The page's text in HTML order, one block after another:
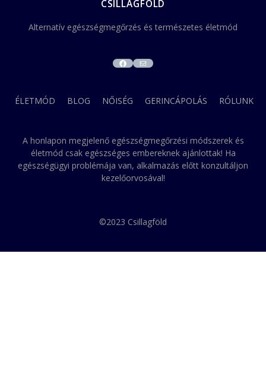
CSILLAGFÖLD
Alternatív egészségmegőrzés és természetes életmód
FACEBOOK
MAIL
ÉLETMÓD BLOG NŐISÉG GERINCÁPOLÁS RÓLUNK
A honlapon megjelenő egészségmegőrzési módszerek és
életmód csak egészséges embereknek ajánlottak! Ha
egészségügyi problémája van, alkalmazás előtt konzultáljon
kezelőorvosával!
©2023 Csillagföld